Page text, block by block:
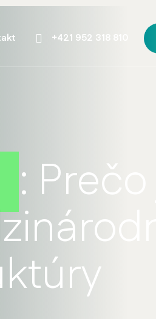
+421 952 318 810
: Prečo